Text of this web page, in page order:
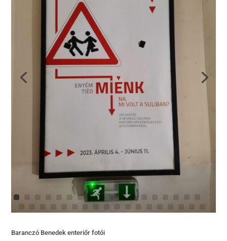
Baranczó Benedek enteriőr fotói